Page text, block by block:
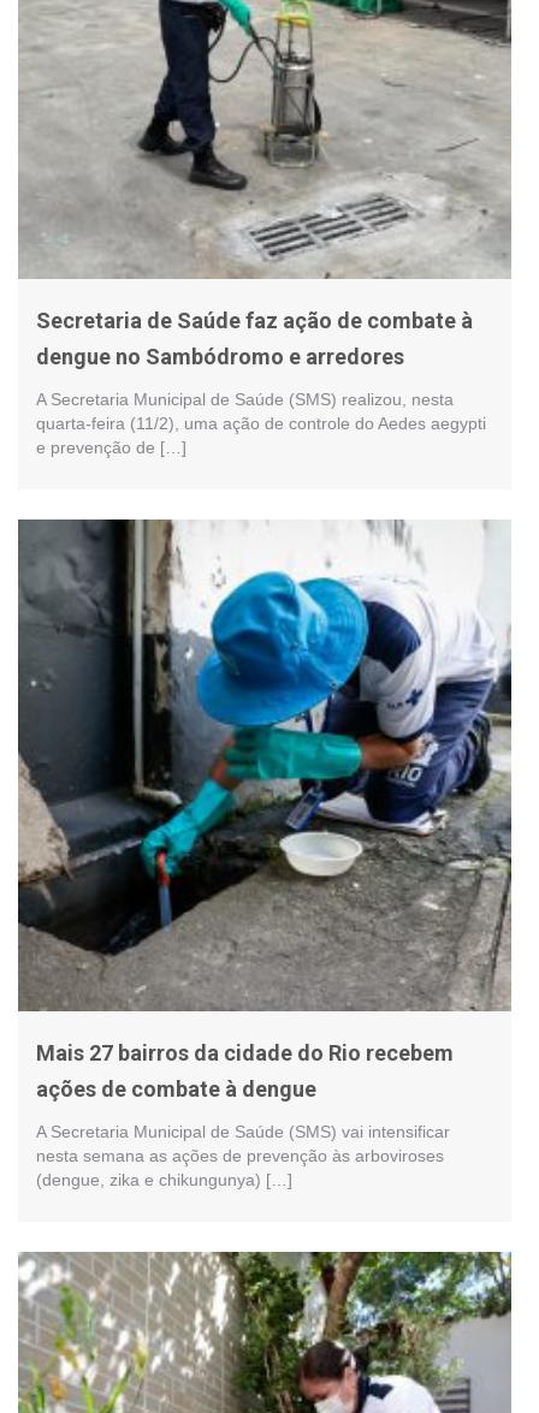
Secretaria de Saúde faz ação de combate à
dengue no Sambódromo e arredores
A Secretaria Municipal de Saúde (SMS) realizou, nesta
quarta-feira (11/2), uma ação de controle do Aedes aegypti
e prevenção de […]
Mais 27 bairros da cidade do Rio recebem
ações de combate à dengue
A Secretaria Municipal de Saúde (SMS) vai intensificar
nesta semana as ações de prevenção às arboviroses
(dengue, zika e chikungunya) […]